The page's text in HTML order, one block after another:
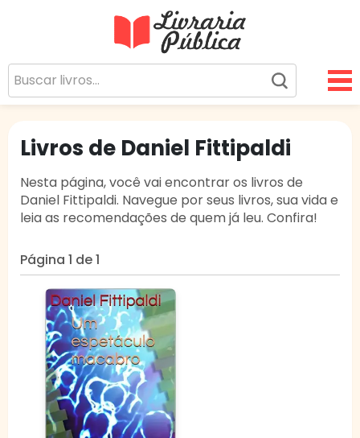
Sua Biblioteca Virtual Gratuita
Livros de Daniel Fittipaldi
Nesta página, você vai encontrar os livros de
Daniel Fittipaldi. Navegue por seus livros, sua vida e
leia as recomendações de quem já leu. Confira!
Página 1 de 1